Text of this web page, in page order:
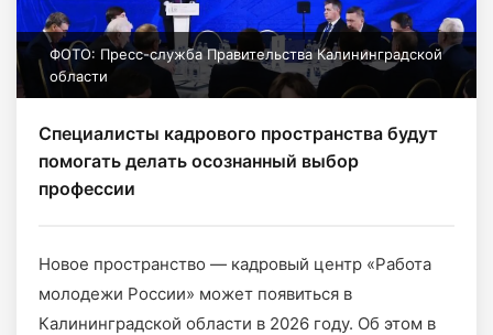
ФОТО: Пресс-служба Правительства Калининградской
области
Специалисты кадрового пространства будут
помогать делать осознанный выбор
профессии
Новое пространство — кадровый центр «Работа
молодежи России» может появиться в
Калининградской области в 2026 году. Об этом в